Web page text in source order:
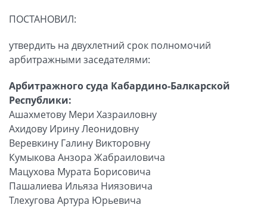
ПОСТАНОВИЛ:
утвердить на двухлетний срок полномочий
арбитражными заседателями:
Арбитражного суда Кабардино-Балкарской
Республики:
Ашахметову Мери Хазраиловну
Ахидову Ирину Леонидовну
Веревкину Галину Викторовну
Кумыкова Анзора Жабраиловича
Мацухова Мурата Борисовича
Пашалиева Ильяза Ниязовича
Тлехугова Артура Юрьевича